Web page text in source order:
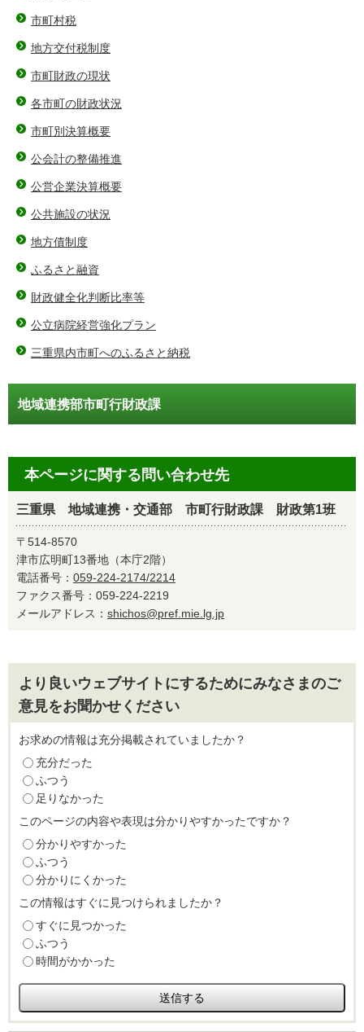
市町村税
地方交付税制度
市町財政の現状
各市町の財政状況
市町別決算概要
公会計の整備推進
公営企業決算概要
公共施設の状況
地方債制度
ふるさと融資
財政健全化判断比率等
公立病院経営強化プラン
三重県内市町へのふるさと納税
地域連携部市町行財政課
本ページに関する問い合わせ先
三重県 地域連携・交通部 市町行財政課 財政第1班
〒514-8570
津市広明町13番地（本庁2階）
電話番号： 059-224-2174/2214
ファクス番号：059-224-2219
メールアドレス： shichos@pref.mie.lg.jp
より良いウェブサイトにするためにみなさまのご
意見をお聞かせください
お求めの情報は充分掲載されていましたか？
充分だった
ふつう
足りなかった
このページの内容や表現は分かりやすかったですか？
分かりやすかった
ふつう
分かりにくかった
この情報はすぐに見つけられましたか？
すぐに見つかった
ふつう
時間がかかった